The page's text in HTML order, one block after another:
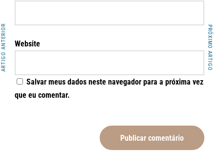
Website
Salvar meus dados neste navegador para a próxima vez
que eu comentar.
ARTIGO ANTERIOR PRÓXIMO ARTIGO